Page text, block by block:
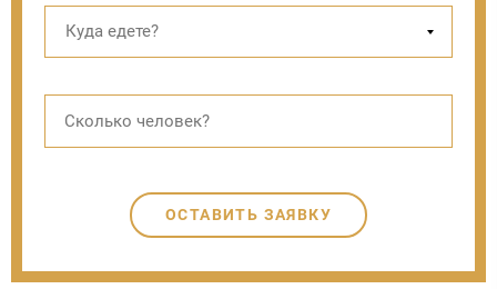
ОСТАВИТЬ ЗАЯВКУ